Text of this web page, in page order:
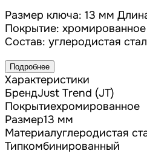
Размер ключа: 13 мм
Покрытие:
Состав: углеродистая
Подробнее
Характеристики
БрендJust Trend (JT)
Покрытиехромированное
Размер13 мм
Материалуглеродистая
Типкомбинированный